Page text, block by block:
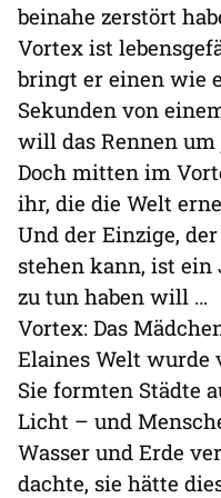
beinahe zerstört
Vortex ist
bringt er einen wie
Sekunden von
will das Rennen
Doch mitten im
ihr, die die Welt
Und der Einzige,
stehen kann, ist
zu tun haben will …
Vortex: Das
Elaines Welt wurde
Sie formten Städte
Licht – und
Wasser und Erde
dachte, sie hätte